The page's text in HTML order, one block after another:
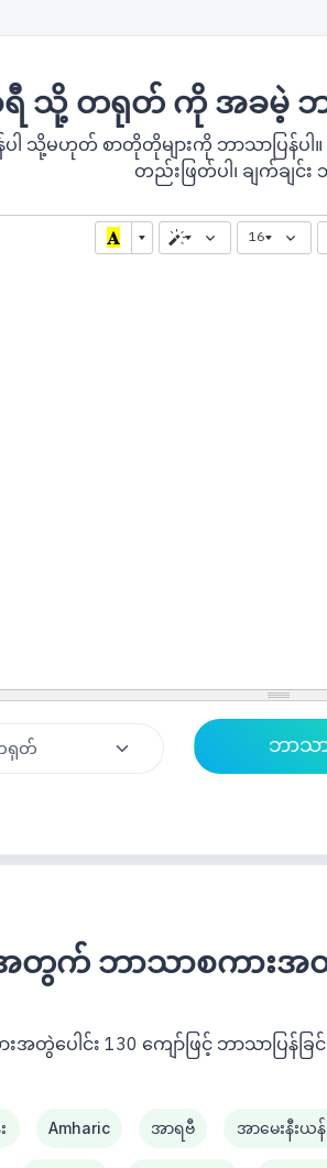
ရီ သို့ တရုတ် ကို အခမဲ့ ဘ
ါ သို့မဟုတ် စာတိုတိုများကို ဘာသာပြန်ပါ
တည်းဖြတ်ပါ၊ ချက်ချင်း
16
က် ဘာသာစကားအတွဲမ
အတွဲပေါင်း 130 ကျော်ဖြင့် ဘာသာပြ
Amharic အာရဗီ အာမေးနီးယန်